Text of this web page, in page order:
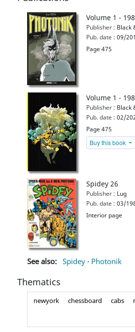
Volume 1 -
Publisher : Black
Pub. date : 09/
Page 475
Volume 1 -
Publisher : Black
Pub. date : 02/
Page 475
Buy this book
Spidey 26
Publisher : Lug
Pub. date : 03/
Interior page
See also: Spidey · Photonik
Thematics
newyork chessboard cabs